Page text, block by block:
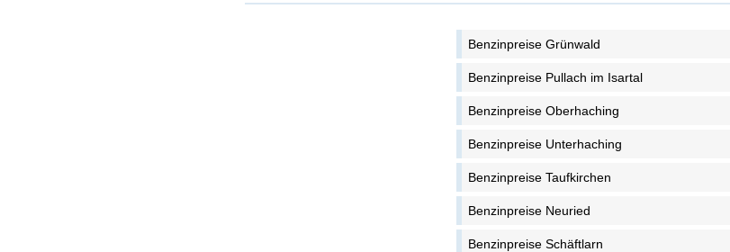
Benzinpreise Grünwald
Benzinpreise Pullach im Isartal
Benzinpreise Oberhaching
Benzinpreise Unterhaching
Benzinpreise Taufkirchen
Benzinpreise Neuried
Benzinpreise Schäftlarn